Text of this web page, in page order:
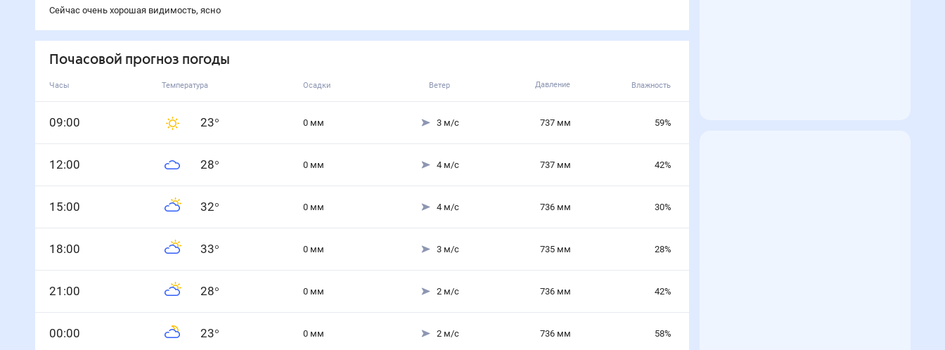
Сейчас очень хорошая видимость, ясно
Почасовой прогноз погоды
Часы Температура Осадки Ветер Давление Влажность
09:00 23° 0мм 3м/с 737мм 59%
12:00 28° 0мм 4м/с 737мм 42%
15:00 32° 0мм 4м/с 736мм 30%
18:00 33° 0мм 3м/с 735мм 28%
21 :00 28° 0мм 2м/с 736мм 42%
00:00 23° 0мм 2м/с 736мм 58%